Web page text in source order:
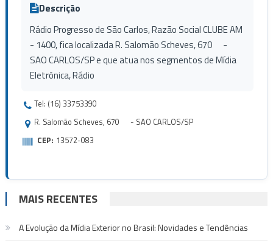
Descrição
Rádio Progresso de São Carlos, Razão Social CLUBE AM
- 1400, fica localizada R. Salomão Scheves, 670 -
SAO CARLOS/SP e que atua nos segmentos de Mídia
Eletrônica, Rádio
Tel: (16) 33753390
R. Salomão Scheves, 670 - SAO CARLOS/SP
CEP: 13572-083
MAIS RECENTES
A Evolução da Mídia Exterior no Brasil: Novidades e Tendências